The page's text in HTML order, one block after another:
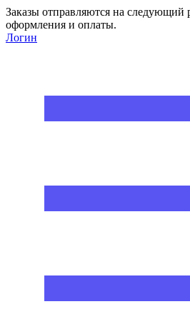
Заказы отправляются на следующий
оформления и оплаты.
Логин